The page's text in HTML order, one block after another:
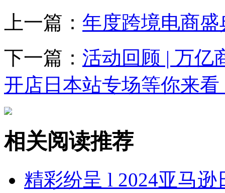
上一篇： 年度跨境电商
下一篇： 活动回顾 | 万
开店日本站专场等你来看
相关阅读推荐
精彩纷呈 l 2024亚马逊